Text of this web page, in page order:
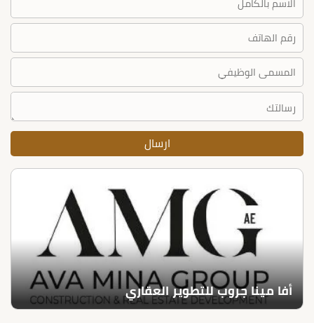
أفا مينا جروب للتطوير العقاري